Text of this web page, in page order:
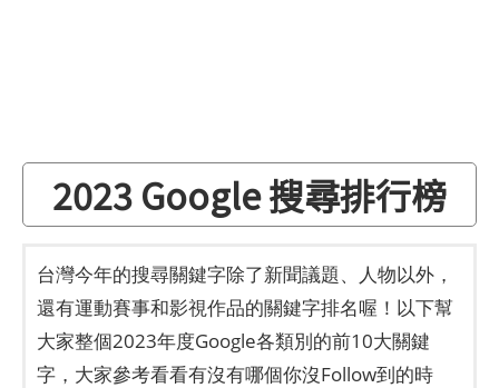
2023 Google 搜尋排行榜
台灣今年的搜尋關鍵字除了新聞議題、人物以外，
還有運動賽事和影視作品的關鍵字排名喔！以下幫
大家整個2023年度Google各類別的前10大關鍵
字，大家參考看看有沒有哪個你沒Follow到的時